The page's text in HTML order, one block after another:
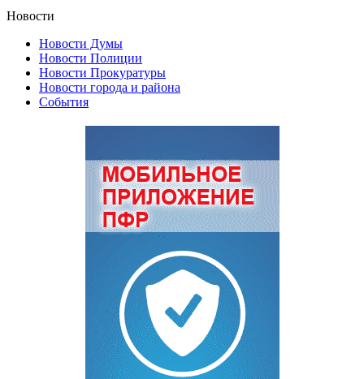
Новости
Новости Думы
Новости Полиции
Новости Прокуратуры
Новости города и района
События